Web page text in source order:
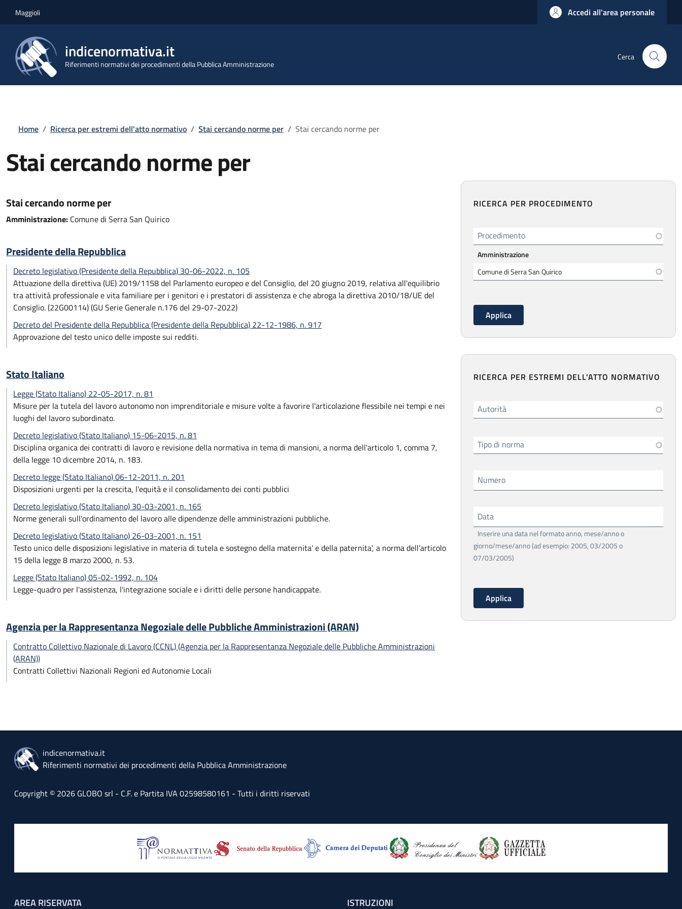
Maggioli Accedi all'area personale
indicenormativa.it
Riferimenti normativi dei procedimenti della Pubblica Amministrazione
Cerca
Briciole di pane
Home / Ricerca per estremi dell'atto normativo / Stai cercando norme per / Stai cercando norme per
Stai cercando norme per
Stai cercando norme per
Amministrazione: Comune di Serra San Quirico
Presidente della Repubblica
Decreto legislativo (Presidente della Repubblica) 30-06-2022, n. 105
Attuazione della direttiva (UE) 2019/1158 del Parlamento europeo e del Consiglio, del 20 giugno 2019, relativa all'equilibrio
tra attività professionale e vita familiare per i genitori e i prestatori di assistenza e che abroga la direttiva 2010/18/UE del
Consiglio. (22G00114) (GU Serie Generale n.176 del 29-07-2022)
Decreto del Presidente della Repubblica (Presidente della Repubblica) 22-12-1986, n. 917
Approvazione del testo unico delle imposte sui redditi.
Stato Italiano
Legge (Stato Italiano) 22-05-2017, n. 81
Misure per la tutela del lavoro autonomo non imprenditoriale e misure volte a favorire l'articolazione flessibile nei tempi e nei
luoghi del lavoro subordinato.
Decreto legislativo (Stato Italiano) 15-06-2015, n. 81
Disciplina organica dei contratti di lavoro e revisione della normativa in tema di mansioni, a norma dell'articolo 1, comma 7,
della legge 10 dicembre 2014, n. 183.
Decreto legge (Stato Italiano) 06-12-2011, n. 201
Disposizioni urgenti per la crescita, l'equità e il consolidamento dei conti pubblici
Decreto legislativo (Stato Italiano) 30-03-2001, n. 165
Norme generali sull'ordinamento del lavoro alle dipendenze delle amministrazioni pubbliche.
Decreto legislativo (Stato Italiano) 26-03-2001, n. 151
Testo unico delle disposizioni legislative in materia di tutela e sostegno della maternita' e della paternita', a norma dell'articolo
15 della legge 8 marzo 2000, n. 53.
Legge (Stato Italiano) 05-02-1992, n. 104
Legge-quadro per l'assistenza, l'integrazione sociale e i diritti delle persone handicappate.
Agenzia per la Rappresentanza Negoziale delle Pubbliche Amministrazioni (ARAN)
Contratto Collettivo Nazionale di Lavoro (CCNL) (Agenzia per la Rappresentanza Negoziale delle Pubbliche Amministrazioni
(ARAN))
Contratti Collettivi Nazionali Regioni ed Autonomie Locali
RICERCA PER PROCEDIMENTO
Procedimento
Amministrazione
RICERCA PER ESTREMI DELL'ATTO NORMATIVO
Autorità
Tipo di norma
Numero
Data
Inserire una data nel formato anno, mese/anno o
giorno/mese/anno (ad esempio: 2005, 03/2005 o
07/03/2005)
indicenormativa.it
Riferimenti normativi dei procedimenti della Pubblica Amministrazione
Copyright © 2026 GLOBO srl - C.F. e Partita IVA 02598580161 - Tutti i diritti riservati
AREA RISERVATA ISTRUZIONI